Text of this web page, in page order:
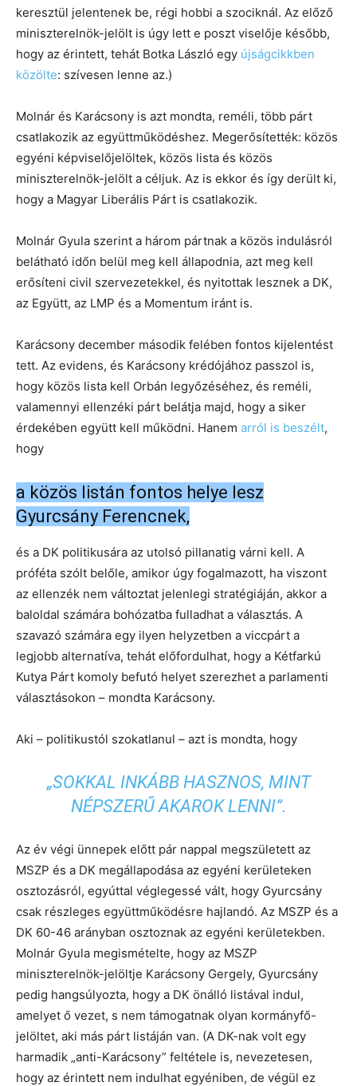
keresztül jelentenek be, régi hobbi a szociknál. Az előző
miniszterelnök-jelölt is úgy lett e poszt viselője később,
hogy az érintett, tehát Botka László egy újságcikkben
közölte: szívesen lenne az.)
Molnár és Karácsony is azt mondta, reméli, több párt
csatlakozik az együttműködéshez. Megerősítették: közös
egyéni képviselőjelöltek, közös lista és közös
miniszterelnök-jelölt a céljuk. Az is ekkor és így derült ki,
hogy a Magyar Liberális Párt is csatlakozik.
Molnár Gyula szerint a három pártnak a közös indulásról
belátható időn belül meg kell állapodnia, azt meg kell
erősíteni civil szervezetekkel, és nyitottak lesznek a DK,
az Együtt, az LMP és a Momentum iránt is.
Karácsony december második felében fontos kijelentést
tett. Az evidens, és Karácsony krédójához passzol is,
hogy közös lista kell Orbán legyőzéséhez, és reméli,
valamennyi ellenzéki párt belátja majd, hogy a siker
érdekében együtt kell működni. Hanem arról is beszélt,
hogy
a közös listán fontos helye lesz
Gyurcsány Ferencnek,
és a DK politikusára az utolsó pillanatig várni kell. A
próféta szólt belőle, amikor úgy fogalmazott, ha viszont
az ellenzék nem változtat jelenlegi stratégiáján, akkor a
baloldal számára bohózatba fulladhat a választás. A
szavazó számára egy ilyen helyzetben a viccpárt a
legjobb alternatíva, tehát előfordulhat, hogy a Kétfarkú
Kutya Párt komoly befutó helyet szerezhet a parlamenti
választásokon – mondta Karácsony.
Aki – politikustól szokatlanul – azt is mondta, hogy
„SOKKAL INKÁBB HASZNOS, MINT
NÉPSZERŰ AKAROK LENNI”.
Az év végi ünnepek előtt pár nappal megszületett az
MSZP és a DK megállapodása az egyéni kerületeken
osztozásról, egyúttal véglegessé vált, hogy Gyurcsány
csak részleges együttműködésre hajlandó. Az MSZP és a
DK 60-46 arányban osztoznak az egyéni kerületekben.
Molnár Gyula megismételte, hogy az MSZP
miniszterelnök-jelöltje Karácsony Gergely, Gyurcsány
pedig hangsúlyozta, hogy a DK önálló listával indul,
amelyet ő vezet, s nem támogatnak olyan kormányfő-
jelöltet, aki más párt listáján van. (A DK-nak volt egy
harmadik „anti-Karácsony” feltétele is, nevezetesen,
hogy az érintett nem indulhat egyéniben, de végül ez